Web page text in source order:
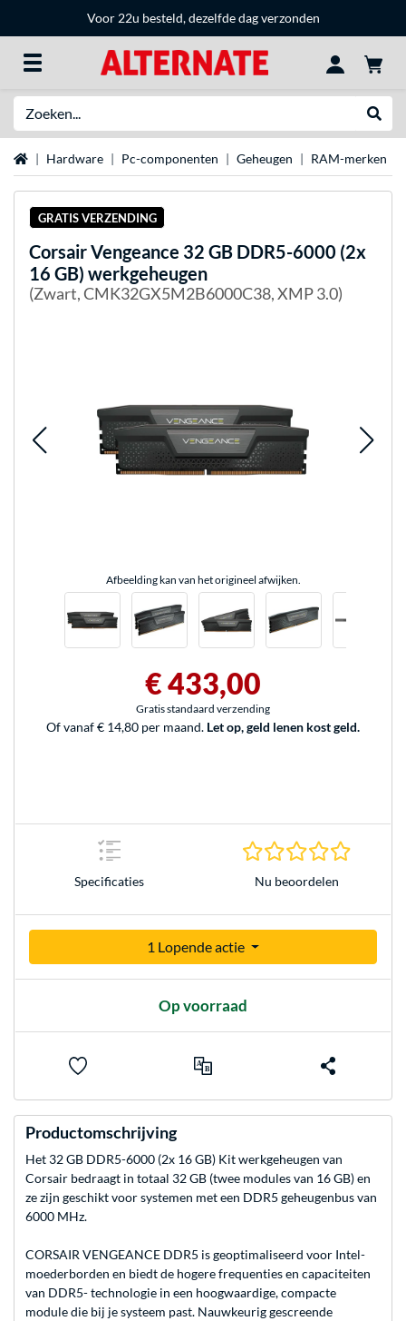
Voor 22u besteld, dezelfde dag verzonden
Home Hardware Pc-componenten Geheugen RAM-merken
GRATIS VERZENDING
CorsairVengeance 32 GB DDR5-6000 (2x
16 GB) werkgeheugen
(Zwart, CMK32GX5M2B6000C38, XMP 3.0)
Afbeelding kan van het origineel afwijken.
€ 433,00
Gratis standaard verzending
Of vanaf € 14,80 per maand. Let op, geld lenen kost geld.
Specificaties Nu beoordelen
1 Lopende actie
Op voorraad
Productomschrijving
Het 32 GB DDR5-6000 (2x 16 GB) Kit werkgeheugen van
Corsair bedraagt in totaal 32 GB (twee modules van 16 GB) en
ze zijn geschikt voor systemen met een DDR5 geheugenbus van
6000 MHz.
CORSAIR VENGEANCE DDR5 is geoptimaliseerd voor Intel-
moederborden en biedt de hogere frequenties en capaciteiten
van DDR5- technologie in een hoogwaardige, compacte
module die bij je systeem past. Nauwkeurig gescreende